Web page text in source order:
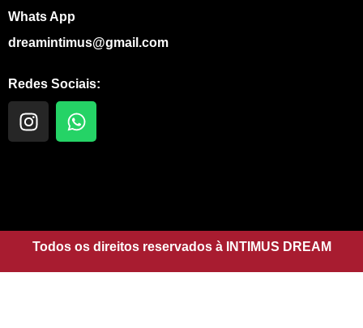
Whats App
dreamintimus@gmail.com
Redes Sociais:
I
n
r
a
m
W
h
p
p
Todos os direitos reservados à INTIMUS DREAM